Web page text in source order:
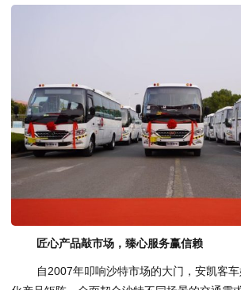
匠心产品敲市场，臻心服务赢信赖
自2007年叩响沙特市场的大门，安凯客